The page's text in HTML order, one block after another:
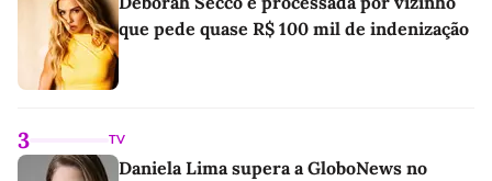
que pede quase R$ 100 mil de indenização
3 TV
Daniela Lima supera a GloboNews no